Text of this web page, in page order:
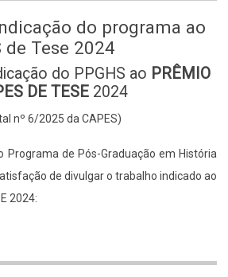
do programa ao
de Tese 2024
do PPGHS ao PRÊMIO
DE TESE 2024
nº 6/2025 da CAPES)
Programa de Pós-Graduação em História
de divulgar o trabalho indicado ao
2024: